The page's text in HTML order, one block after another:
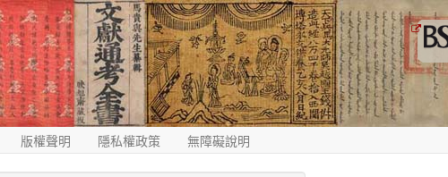
版權聲明 隱私權政策 無障礙說明